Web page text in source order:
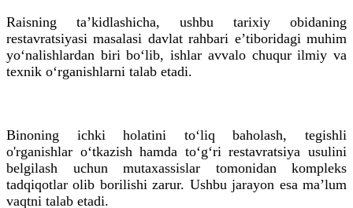
Raisning ta’kidlashicha, ushbu tarixiy obidaning
restavratsiyasi masalasi davlat rahbari e’tiboridagi muhim
yo‘nalishlardan biri bo‘lib, ishlar avvalo chuqur ilmiy va
texnik o‘rganishlarni talab etadi.
Binoning ichki holatini to‘liq baholash, tegishli
o'rganishlar o‘tkazish hamda to‘g‘ri restavratsiya usulini
belgilash uchun mutaxassislar tomonidan kompleks
tadqiqotlar olib borilishi zarur. Ushbu jarayon esa ma’lum
vaqtni talab etadi.